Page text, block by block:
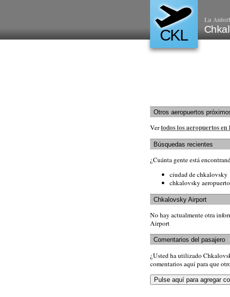
CKL
La
Otros aeropuertos
Vertodos los aeropuertos en
Búsquedas recientes
¿Cuánta gente está
ciudad de chkalovsky
chkalovsky aeropuerto
Chkalovsky Airport
No hay actualmente otra
Airport
Comentarios del pasajero
¿Usted ha utilizado
comentarios aquí para que